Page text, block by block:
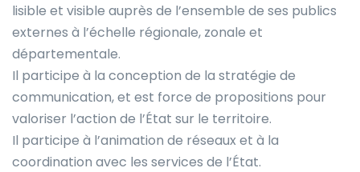
lisible et visible auprès de l’ensemble de ses publics
externes à l’échelle régionale, zonale et
départementale.
Il participe à la conception de la stratégie de
communication, et est force de propositions pour
valoriser l’action de l’État sur le territoire.
Il participe à l’animation de réseaux et à la
coordination avec les services de l’État.